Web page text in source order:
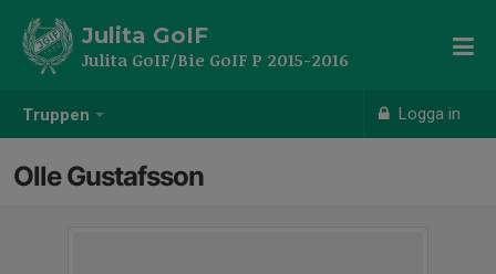
Truppen Logga in
Julita GoIF
Julita GoIF/Bie GoIF P 2015-2016
Olle Gustafsson